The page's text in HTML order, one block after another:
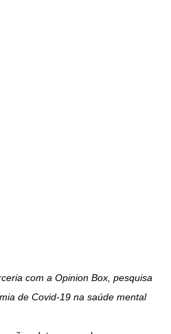
com a Opinion Box, pesquisa
de Covid-19 na saúde mental